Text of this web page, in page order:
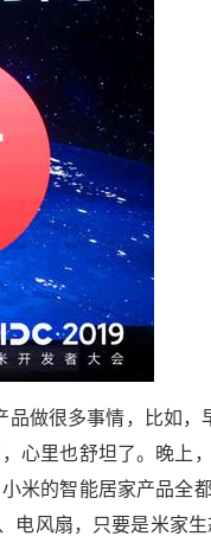
品做很多事情，比如，
心里也舒坦了。晚上
米的智能居家产品全
电风扇，只要是米家
2020/2/21
给Nancy打赏
10 元
付费内容